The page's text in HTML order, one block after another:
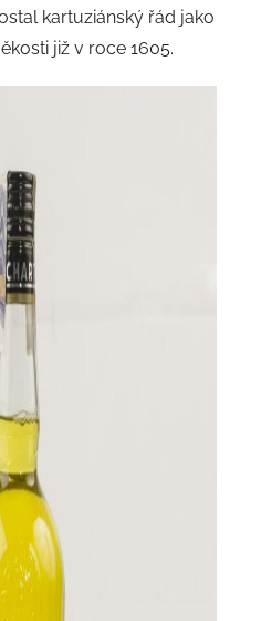
kartuziánský řád jako
již v roce 1605.